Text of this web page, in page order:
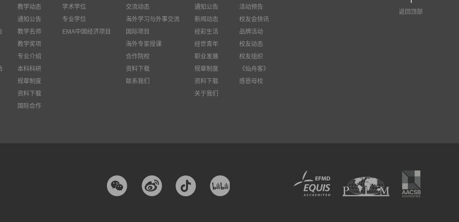
教学动态
通知公告
教学名师
教学奖项
专业介绍
本科科研
规章制度
资料下载
国际合作
学术学位
专业学位
EMA中国经济项目
交流动态
海外学习与外事交流
国际项目
海外专家授课
合作院校
资料下载
联系我们
通知公告
新闻动态
经彩生活
经世青年
职业发展
规章制度
资料下载
关于我们
活动预告
校友会快讯
品牌活动
校友动态
校友组织
《仙舟客》
感恩母校
返回顶部